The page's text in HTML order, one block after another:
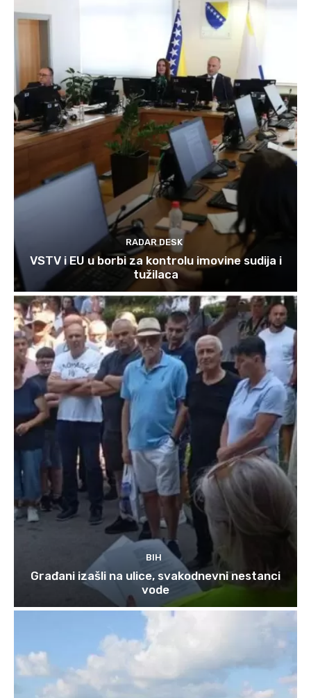
RADAR DESK
VSTV i EU u borbi za kontrolu imovine sudija i
tužilaca
BIH
Građani izašli na ulice, svakodnevni nestanci
vode